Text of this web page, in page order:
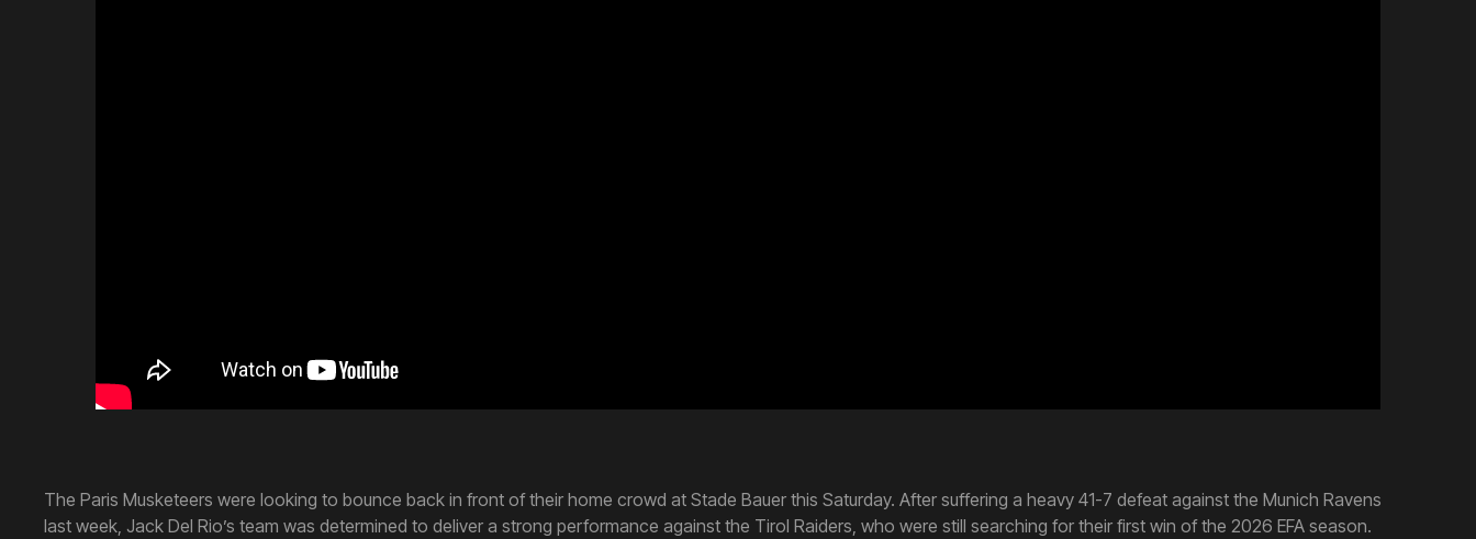
The Paris Musketeers were looking to bounce back in front of their home crowd at Stade Bauer this Saturday. After suffering a heavy 41-7 defeat against the Munich Ravens
last week, Jack Del Rio’s team was determined to deliver a strong performance against the Tirol Raiders, who were still searching for their first win of the 2026 EFA season.